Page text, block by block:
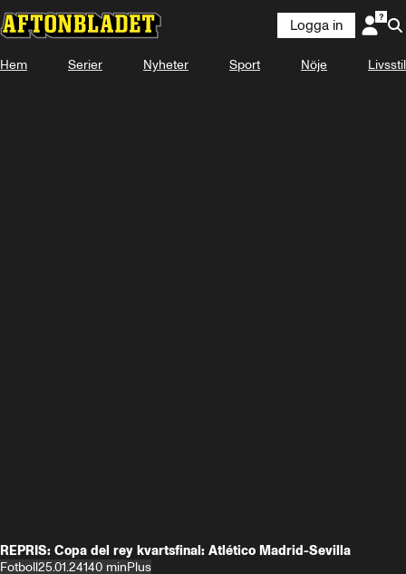
Logga in
Hem Serier Nyheter Sport Nöje Livsstil
REPRIS: Copa del rey kvartsfinal: Atlético Madrid-Sevilla
Fotboll25.01.24140 minPlus